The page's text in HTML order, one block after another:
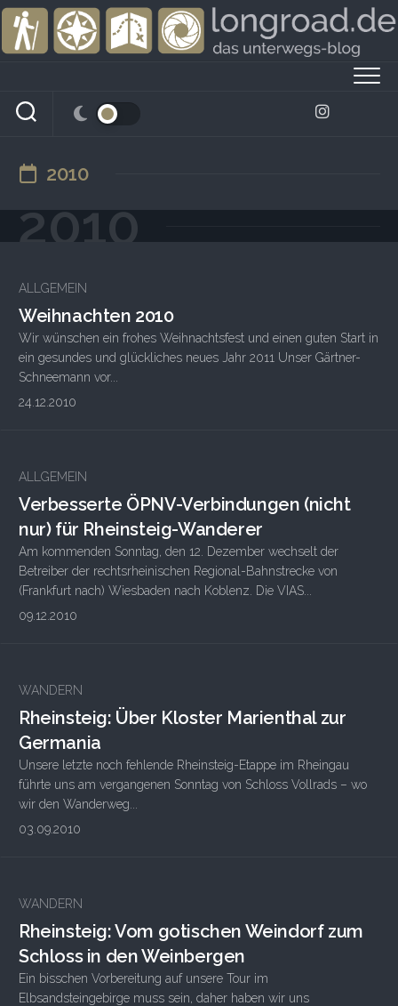
Skip
content
2010
2010
ALLGEMEIN
Weihnachten 2010
Wir wünschen ein frohes Weihnachtsfest und einen guten Start in
ein gesundes und glückliches neues Jahr 2011 Unser Gärtner-
Schneemann vor...
24.12.2010
ALLGEMEIN
Verbesserte ÖPNV-Verbindungen (nicht
nur) für Rheinsteig-Wanderer
Am kommenden Sonntag, den 12. Dezember wechselt der
Betreiber der rechtsrheinischen Regional-Bahnstrecke von
(Frankfurt nach) Wiesbaden nach Koblenz. Die VIAS...
09.12.2010
WANDERN
Rheinsteig: Über Kloster Marienthal zur
Germania
Unsere letzte noch fehlende Rheinsteig-Etappe im Rheingau
führte uns am vergangenen Sonntag von Schloss Vollrads – wo
wir den Wanderweg...
03.09.2010
WANDERN
Rheinsteig: Vom gotischen Weindorf zum
Schloss in den Weinbergen
Ein bisschen Vorbereitung auf unsere Tour im
Elbsandsteingebirge muss sein, daher haben wir uns